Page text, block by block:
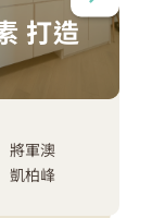
打造
將軍澳
凱柏峰